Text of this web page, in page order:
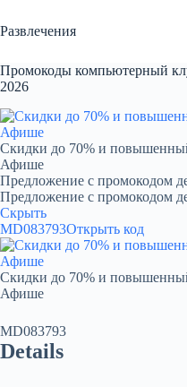
к
сути
Развлечения
Промокоды компьютерный
2026
Скидки до 70% и
Афише
Предложение с промокодом
Предложение с промокодом
Скрыть
MD083793Открыть код
Скидки до 70% и
Афише
MD083793
Details